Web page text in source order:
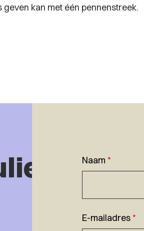
kan met één pennenstreek.
Naam *
E-mailadres *